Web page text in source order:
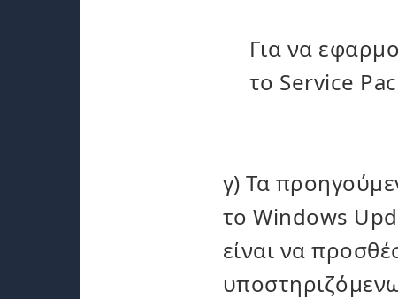
Για να
το Service
γ) Τα
το Windows
είναι να